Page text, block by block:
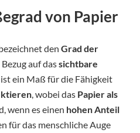
von Papier
den Grad der
auf dassichtbare
ein Maß für die Fähigkeit
, wobei das Papier als
wenn es einen hohen Anteil
für das menschliche Auge